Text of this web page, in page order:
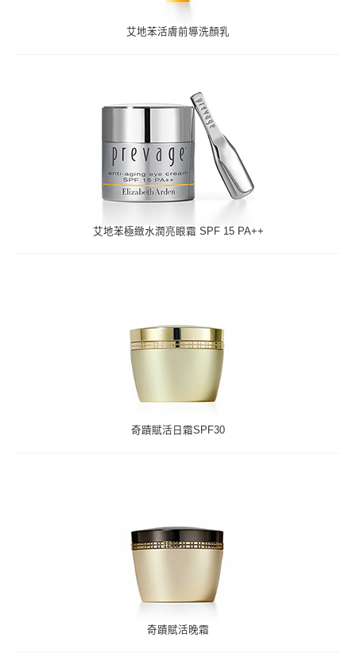
艾地苯活膚前導洗顏乳
艾地苯極緻水潤亮眼霜 SPF 15 PA++
奇蹟賦活日霜SPF30
奇蹟賦活晚霜